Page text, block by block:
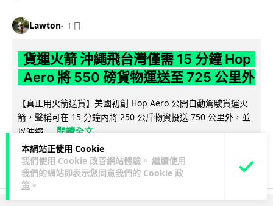
本網站正使用 Cookie
我們使用 Cookie 改善網站體驗。 繼續使用
我們的網站即表示您同意我們的 Cookie 政
策 。
Lawton 1 日
貨運火箭 沖繩飛台灣僅需 15 分鐘 Hop
Aero 將 550 磅貨物運送至 725 公里外
【真正用火箭送貨】美國初創 Hop Aero 公開自動駕駛貨運火
箭，聲稱可在 15 分鐘內將 250 公斤物資投送 750 公里外，並
以沖繩... 閱讀全文
52 6 ↗ 分享